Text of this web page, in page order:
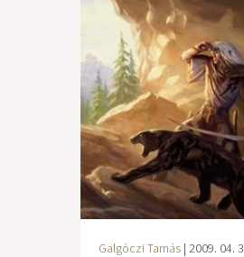
Galgóczi Tamás | 2009. 04.